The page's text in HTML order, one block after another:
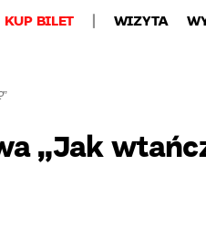
KUP BILET WIZYTA
„Jak